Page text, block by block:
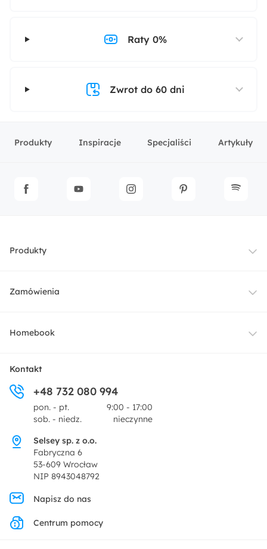
Raty 0%
Zwrot do 60 dni
Produkty Inspiracje Specjaliści Artykuły
Produkty
Meble
Dekoracje i akcesoria
Promocje
Zamówienia
Dostawa
Zwroty
Pytania i odpowiedzi
Homebook
O nas
Centrum prasowe
Regulamin
Polityka prywatności
Ustawienia prywatności
Kontakt
+48 732 080 994
pon. - pt.
9:00 - 17:00
sob. - niedz.
nieczynne
Selsey sp. z o.o.
Fabryczna 6
53-609 Wrocław
NIP 8943048792
Napisz do nas
Centrum pomocy